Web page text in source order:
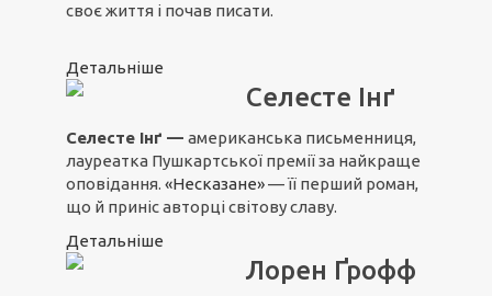
своє життя і почав писати.
Детальніше
Селесте Інґ
Селесте Інґ — американська письменниця,
лауреатка Пушкартської премії за найкраще
оповідання. «Несказане»— її перший роман,
що й приніс авторці світову славу.
Детальніше
Лорен Ґрофф